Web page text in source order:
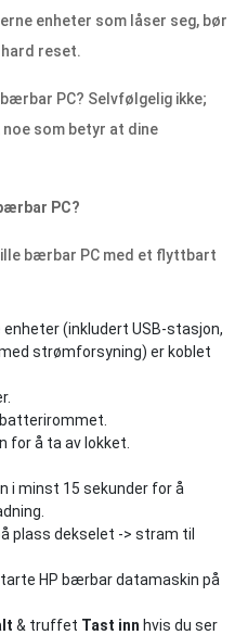
enheter som låser seg, bør
reset.
PC? Selvfølgelig ikke;
som betyr at dine
PC?
bærbar PC med et flyttbart
(inkludert USB-stasjon,
strømforsyning) er koblet
for å ta av lokket.
i minst 15 sekunder for å
plass dekselet -> stram til
HP bærbar datamaskin på
& truffet Tast inn hvis du ser